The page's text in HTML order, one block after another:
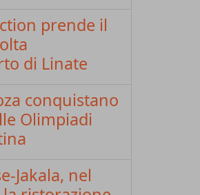
prende il
di Linate
conquistano
Olimpiadi
Jakala, nel